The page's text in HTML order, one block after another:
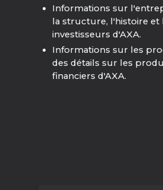
Informations sur
la structure, l'histoire et
investisseurs d'AXA.
Informations sur les
des détails sur les
financiers d'AXA.